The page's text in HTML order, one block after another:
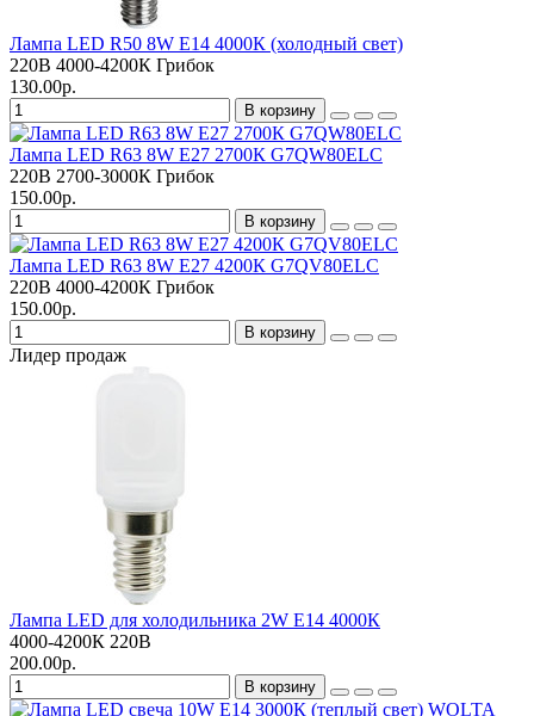
Лампа LED R50 8W E14 4000К (холодный свет)
220В 4000-4200К Грибок
130.00р.
В корзину
Лампа LED R63 8W E27 2700К G7QW80ELC
220В 2700-3000К Грибок
150.00р.
В корзину
Лампа LED R63 8W E27 4200К G7QV80ELC
220В 4000-4200К Грибок
150.00р.
В корзину
Лидер продаж
Лампа LED для холодильника 2W E14 4000К
4000-4200К 220В
200.00р.
В корзину